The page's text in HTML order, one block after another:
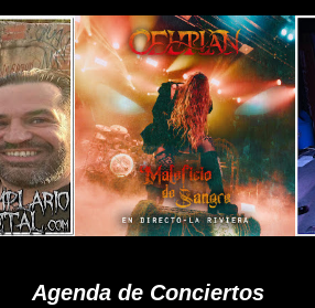
Agenda de Conciertos